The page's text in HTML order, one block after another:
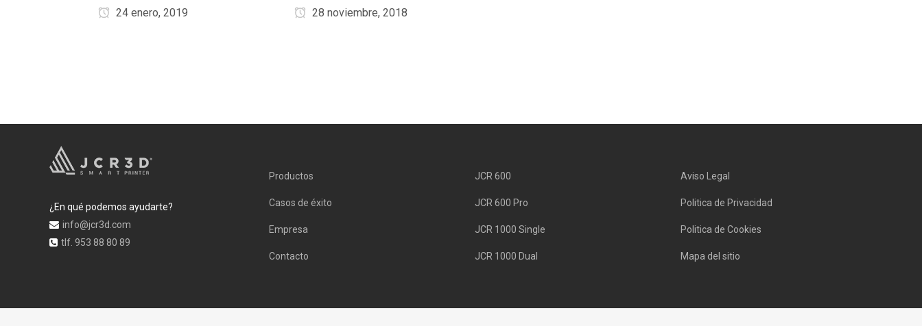
24 enero, 2019 28 noviembre, 2018
¿En qué podemos ayudarte?
info@jcr3d.com
tlf. 953 88 80 89
Productos
Casos de éxito
Empresa
Contacto
JCR 600
JCR 600 Pro
JCR 1000 Single
JCR 1000 Dual
Aviso Legal
Politica de Privacidad
Politica de Cookies
Mapa del sitio